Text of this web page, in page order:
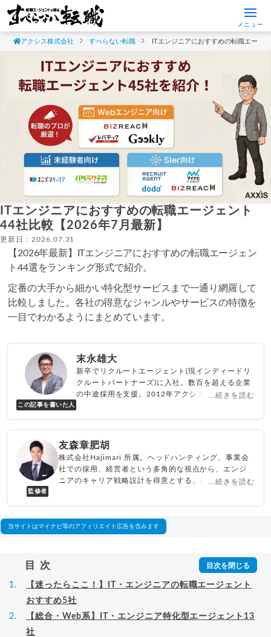
メニュー
アクシス株式会社 すべらない転職 ITエンジニアにおすすめの転職エージ
ITエンジニアにおすすめの転職エージェント
44社比較【2026年7月最新】
更新日：2026.07.31
【2026年最新】ITエンジニアにおすすめの転職エージェン
ト44選をランキング形式で紹介。
定番の大手から細かい特化型サービスまで一通り網羅して
比較しました。各社の得意なジャンルやサービスの特徴を
一目でわかるようにまとめています。
この記事を書いた人
末永雄大
新卒でリクルートエージェント(現インディードリ
クルートパートナーズ)に入社。数百を超える企業
の中途採用を支援。2012年アクシス(株)設立、代
相談に乗る。Youtubeチャンネル「末永雄大 / す
べらない転職エージェント
万回以上。著書「
ロジック
▸詳細プロフィール （ amazon）
...続きを読む
監修者
友森章肥胡
株式会社Hajimari 所属。ヘッドハンティング、事業会
社での採用、経営者という多角的な視点から、エンジ
ニアのキャリア戦略設計を得意とする。2014年よりハ
上げる。その後会社を2社設立。2024年より株式会社
...続きを読む
当サイトはマイナビ等のアフィリエイト広告を含みます
目次
【迷ったらここ！】IT・エンジニアの転職エージェント
おすすめ5社
【総合・Web系】IT・エンジニア特化型エージェント13
社